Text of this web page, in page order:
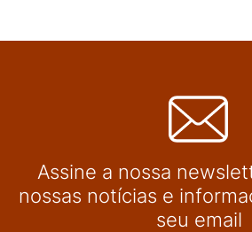
Assine a nossa
nossas notícias e
seu email